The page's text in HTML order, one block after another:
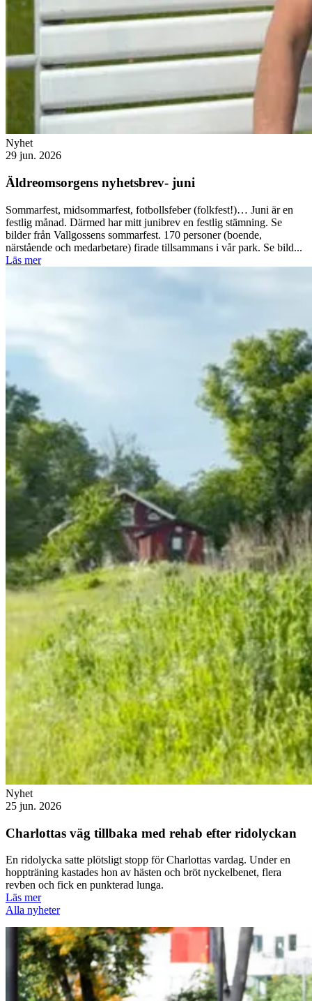
Nyhet
29 jun. 2026
Äldreomsorgens nyhetsbrev- juni
Sommarfest, midsommarfest, fotbollsfeber (folkfest!)… Juni är en
festlig månad. Därmed har mitt junibrev en festlig stämning. Se
bilder från Vallgossens sommarfest. 170 personer (boende,
närstående och medarbetare) firade tillsammans i vår park. Se bild...
Läs mer
Nyhet
25 jun. 2026
Charlottas väg tillbaka med rehab efter ridolyckan
En ridolycka satte plötsligt stopp för Charlottas vardag. Under en
hoppträning kastades hon av hästen och bröt nyckelbenet, flera
revben och fick en punkterad lunga.
Läs mer
Alla nyheter